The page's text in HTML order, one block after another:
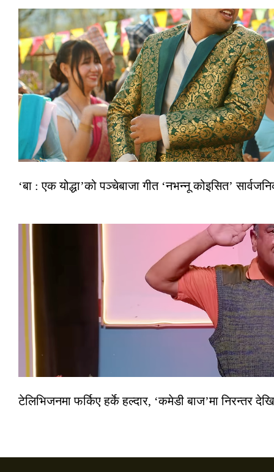
‘बा : एक योद्धा’को पञ्चेबाजा गीत ‘नभन्नू कोइसित’
टेलिभिजनमा फर्किए हर्के हल्दार, ‘कमेडी बाज’मा निरन्तर